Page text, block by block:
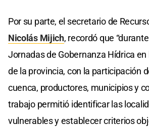
Por su parte, el secretario de
Nicolás Mijich, recordó que
Jornadas de Gobernanza Hídrica
de la provincia, con la participación
cuenca, productores, municipios y
trabajo permitió identificar las
vulnerables y establecer criterios